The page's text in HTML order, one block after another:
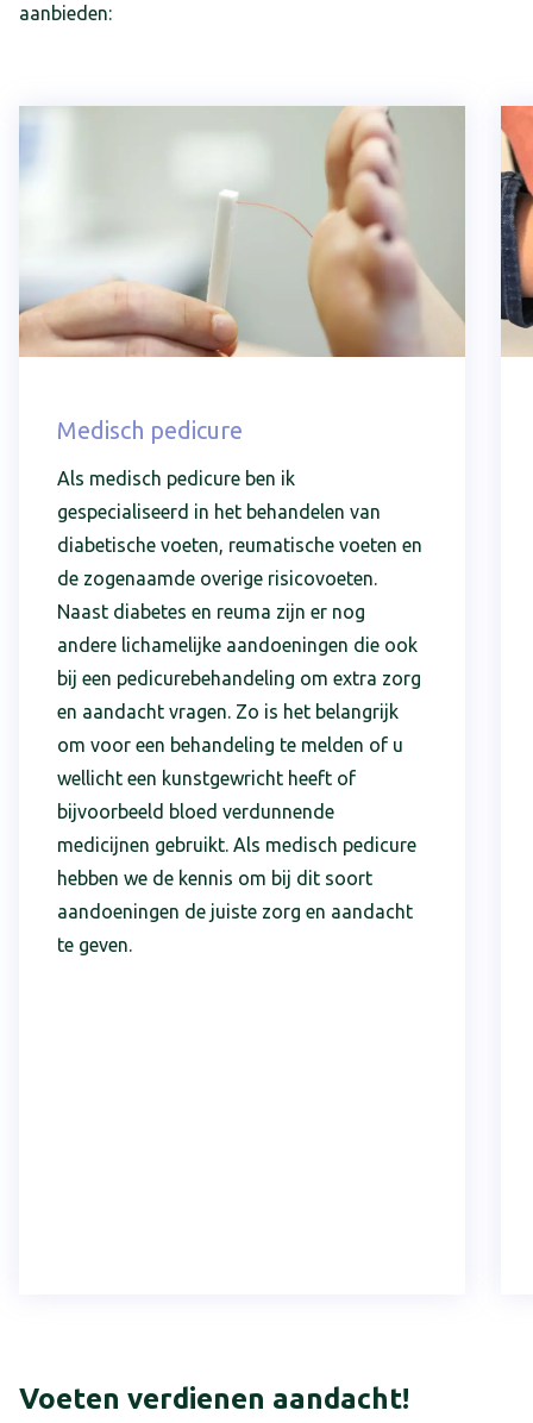
aanbieden:
Medisch pedicure
Als medisch pedicure ben ik
gespecialiseerd in het behandelen van
diabetische voeten, reumatische voeten en
de zogenaamde overige risicovoeten.
Naast diabetes en reuma zijn er nog
andere lichamelijke aandoeningen die ook
bij een pedicurebehandeling om extra zorg
en aandacht vragen. Zo is het belangrijk
om voor een behandeling te melden of u
wellicht een kunstgewricht heeft of
bijvoorbeeld bloed verdunnende
medicijnen gebruikt. Als medisch pedicure
hebben we de kennis om bij dit soort
aandoeningen de juiste zorg en aandacht
te geven.
Voeten verdienen aandacht!